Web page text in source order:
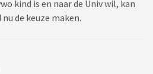
kind is en naar de Univ wil, kan
de keuze maken.